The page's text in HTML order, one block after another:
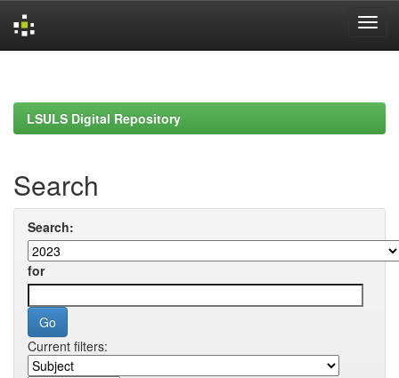
LSULS Digital Repository
Search
Search:
for
Current filters: